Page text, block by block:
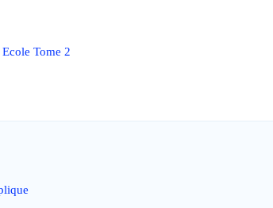
Tome 2